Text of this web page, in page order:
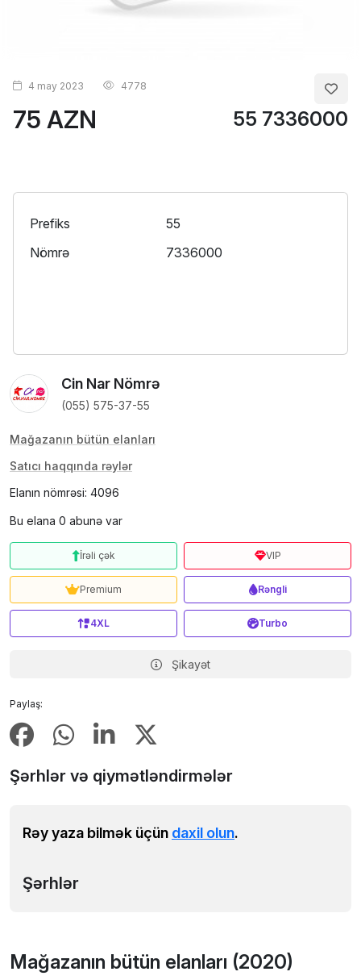
75 AZN 55 7336000
4 may 2023 4778
Prefiks
55
Nömrə
7336000
Cin Nar Nömrə
(055) 575-37-55
Mağazanın bütün elanları
Satıcı haqqında rəylər
Elanın nömrəsi: 4096
Bu elana 0 abunə var
Paylaş:
İrəli çək VIP
Premium Rəngli
4XL Turbo
Şikayət
Şərhlər və qiymətləndirmələr
Rəy yaza bilmək üçün daxil olun.
Şərhlər
Mağazanın bütün elanları (2020)